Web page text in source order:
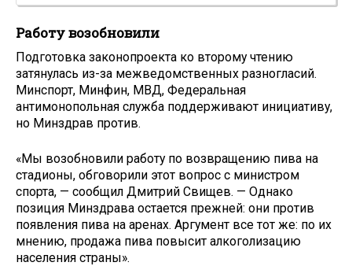
Работу возобновили
Подготовка законопроекта ко второму чтению
затянулась из-за межведомственных разногласий.
Минспорт, Минфин, МВД, Федеральная
антимонопольная служба поддерживают инициативу,
но Минздрав против.
«Мы возобновили работу по возвращению пива на
стадионы, обговорили этот вопрос с министром
спорта, — сообщил Дмитрий Свищев. — Однако
позиция Минздрава остается прежней: они против
появления пива на аренах. Аргумент все тот же: по их
мнению, продажа пива повысит алкоголизацию
населения страны».